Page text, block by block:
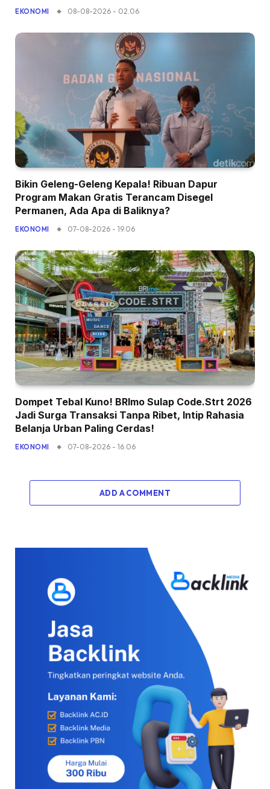
EKONOMI 08-08-2026 - 02.06
Bikin Geleng-Geleng Kepala! Ribuan Dapur
Program Makan Gratis Terancam Disegel
Permanen, Ada Apa di Baliknya?
EKONOMI 07-08-2026 - 19.06
Dompet Tebal Kuno! BRImo Sulap Code.Strt 2026
Jadi Surga Transaksi Tanpa Ribet, Intip Rahasia
Belanja Urban Paling Cerdas!
EKONOMI 07-08-2026 - 16.06
ADD A COMMENT